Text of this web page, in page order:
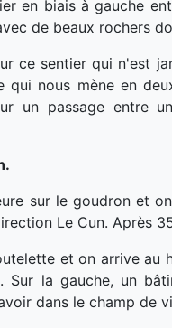
en biais à gauche
de beaux rochers
ce sentier qui n'est
qui nous mène en
un passage entre
sur le goudron et
Le Cun. Après
et on arrive au
Sur la gauche, un
dans le champ de